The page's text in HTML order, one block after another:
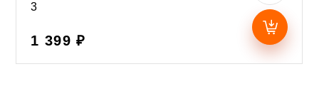
3
1 399 ₽